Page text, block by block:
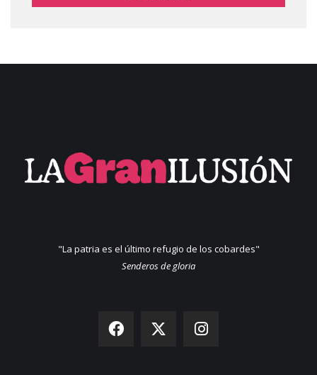
"La patria es el último refugio de los cobardes"
Senderos de gloria